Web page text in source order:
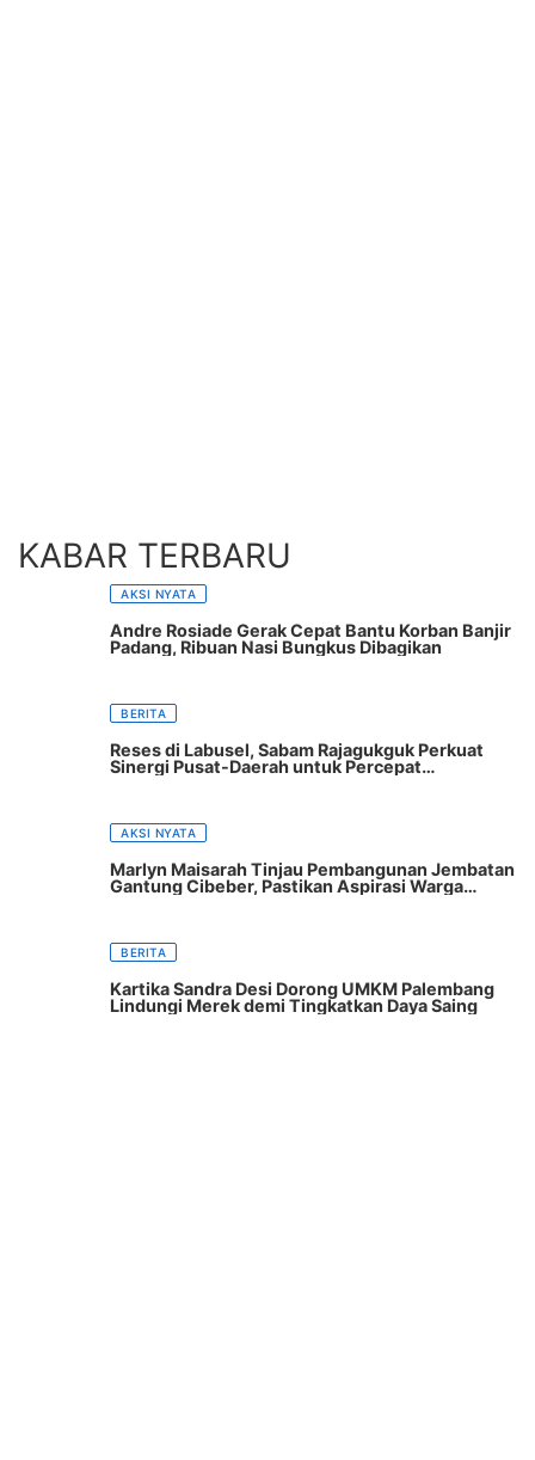
KABAR TERBARU
AKSI NYATA
Andre Rosiade Gerak Cepat Bantu Korban Banjir
Padang, Ribuan Nasi Bungkus Dibagikan
BERITA
Reses di Labusel, Sabam Rajagukguk Perkuat
Sinergi Pusat-Daerah untuk Percepat
AKSI NYATA
Marlyn Maisarah Tinjau Pembangunan Jembatan
Gantung Cibeber, Pastikan Aspirasi Warga
BERITA
Kartika Sandra Desi Dorong UMKM Palembang
Lindungi Merek demi Tingkatkan Daya Saing